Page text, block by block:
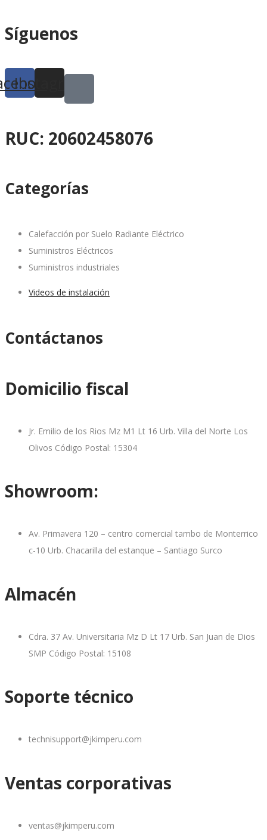
Síguenos
Instagram
RUC: 20602458076
Categorías
Calefacción por Suelo Radiante Eléctrico
Suministros Eléctricos
Suministros industriales
Videos de instalación
Contáctanos
Domicilio fiscal
Jr. Emilio de los Rios Mz M1 Lt 16 Urb. Villa del Norte Los
Olivos Código Postal: 15304
Showroom:
Av. Primavera 120 – centro comercial tambo de Monterrico
c-10 Urb. Chacarilla del estanque – Santiago Surco
Almacén
Cdra. 37 Av. Universitaria Mz D Lt 17 Urb. San Juan de Dios
SMP Código Postal: 15108
Soporte técnico
technisupport@jkimperu.com
Ventas corporativas
ventas@jkimperu.com